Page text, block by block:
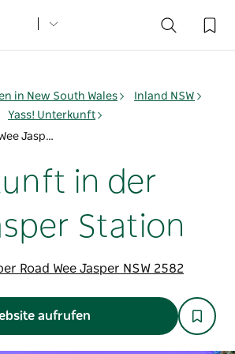
in New South Wales
Inland NSW
Yass! Unterkunft
Unterkunft in der Wee Jasper Station
in der
Station
Road Wee Jasper NSW 2582
aufrufen